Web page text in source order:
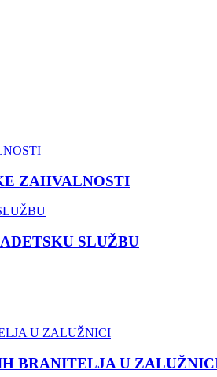
ZAHVALNOSTI
SLUŽBU
BRANITELJA U